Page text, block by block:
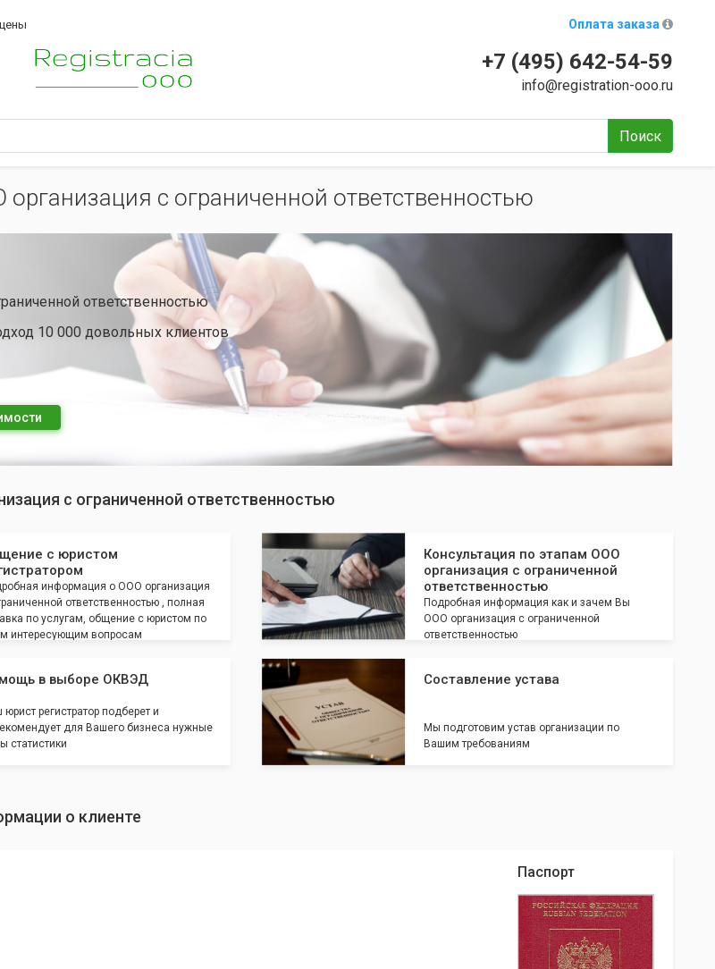
Оплата заказа
+7 (495) 642-54-59
info@registration-ooo.ru
Поиск
с ограниченной ответственностью
ответственностью
10 000 довольных клиентов
с ограниченной ответственностью
с юристом
информация о ООО организация
ответственностью , полная
по услугам, общение с юристом по
интересующим вопросам
Консультация по этапам ООО
организация с ограниченной
ответственностью
Подробная информация как и зачем Вы
ООО организация с ограниченной
ответственностью
в выборе ОКВЭД
юрист регистратор подберет и
для Вашего бизнеса нужные
статистики
Составление устава
Мы подготовим устав организации по
Вашим требованиям
о клиенте
Паспорт